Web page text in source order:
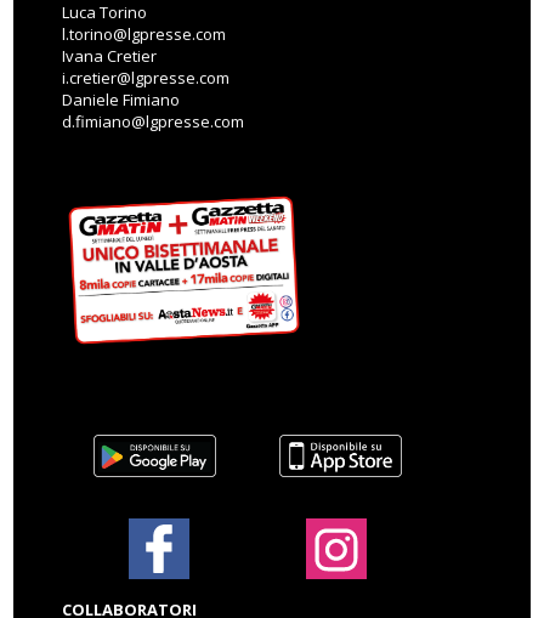
Luca Torino
l.torino@lgpresse.com
Ivana Cretier
i.cretier@lgpresse.com
Daniele Fimiano
d.fimiano@lgpresse.com
COLLABORATORI